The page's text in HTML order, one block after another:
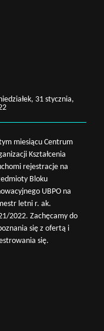
31 stycznia,
miesiącu Centrum
Kształcenia
rejestracje na
Bloku
UBPO na
letni r. ak.
2022. Zachęcamy do
się z ofertą i
się.